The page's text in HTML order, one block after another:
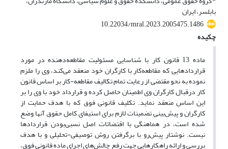
بابلسر، ایران
10.22034/mral.2023.2005475.1486
چکیده
ماده 13 قانون کار با شناسایی مسئولیت مقاطعه‌دهنده در مورد
قراردادهایی که مقاطعه‌کار با کارگران خود منعقد می‌کند، وی را ملزم
نموده به نحو مقتضی از رعایت تمام تکالیف مقاطعه-کار بر اساس قانون
کار در‌قبال کارگران وی اطمینان حاصل کرده و قرارداد خود با وی را بر
این اساس منعقد نماید. تکلیف قانونی فوق که با هدف حمایت از
کارگران و پیش‌بینی تضمینات لازم برای استیفای کامل حقوق آنها وضع
شده است، در هماهنگی با اقتضائات اصل نسبی‌بودن قراردادها
نیست. نوشتار پیش‌رو با برگرفتن روش توصیفی-تحلیلی و با هدف
بررسی و ارائه راهکارهایی جهت رفع چالش‌های اجرای ماده قانونی فوق،